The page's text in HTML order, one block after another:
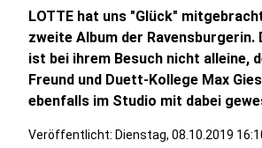
LOTTE hat uns "Glück"
zweite Album der Ravensburgerin.
ist bei ihrem Besuch nicht alleine,
Freund und Duett-Kollege Max
ebenfalls im Studio mit dabei
Veröffentlicht: Dienstag, 08.10.2019